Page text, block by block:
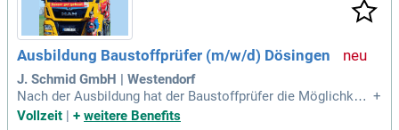
Ausbildung Baustoffprüfer (m/w/d) Dösingen
J. Schmid GmbH | Westendorf
Nach der Ausbildung hat der Baustoffprüfer die Möglichkeit,
seine Karriereleiter weiter zu erklimmen, z.B. als Ausbilder/-
+
Vollzeit | + weitere Benefits